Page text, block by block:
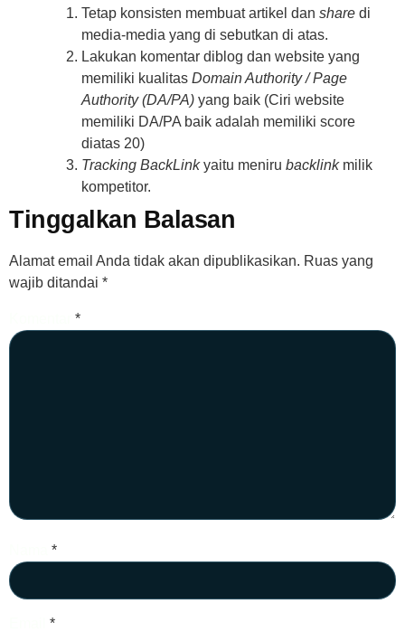
Tetap konsisten membuat artikel dan share di
media-media yang di sebutkan di atas.
Lakukan komentar diblog dan website yang
memiliki kualitas Domain Authority / Page
Authority (DA/PA) yang baik (Ciri website
memiliki DA/PA baik adalah memiliki score
diatas 20)
Tracking BackLinkyaitu meniru backlink milik
kompetitor.
Tinggalkan Balasan
Alamat email Anda tidak akan dipublikasikan. Ruas yang
wajib ditandai *
*
*
*